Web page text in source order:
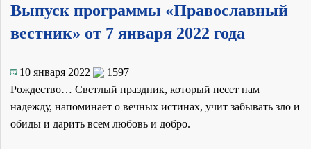
Выпуск программы «Православный
вестник» от 7 января 2022 года
10 января 2022
1597
Рождество… Светлый праздник, который несет нам
надежду, напоминает о вечных истинах, учит забывать зло и
обиды и дарить всем любовь и добро.